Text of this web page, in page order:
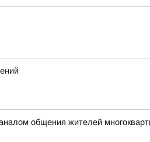
общения жителей